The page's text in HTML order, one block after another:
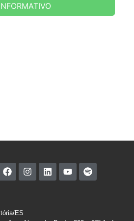
ES